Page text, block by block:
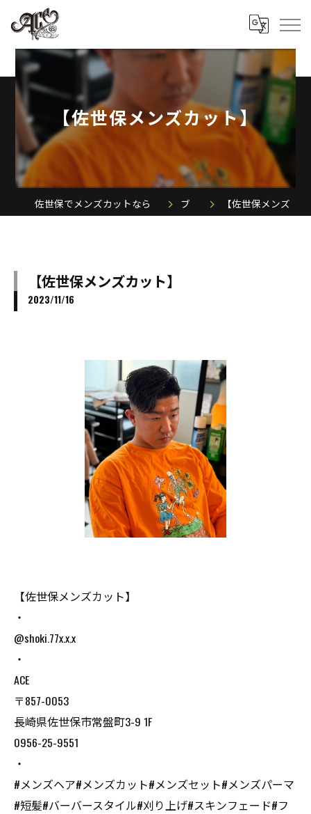
【佐世保メンズカット】
ブログ 【佐世保メンズカット】
【佐世保メンズカット】
2023/11/16
【佐世保メンズカット】
・
@shoki.77x.x.x
・
ACE
〒857-0053
長崎県佐世保市常盤町3-9 1F
0956-25-9551
・
#メンズヘア#メンズカット#メンズセット#メンズパーマ
#短髪#バーバースタイル#刈り上げ#スキンフェード#フ